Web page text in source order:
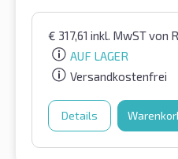
€ 317,61 inkl. MwSTvon
AUF LAGER
Versandkostenfrei
Details